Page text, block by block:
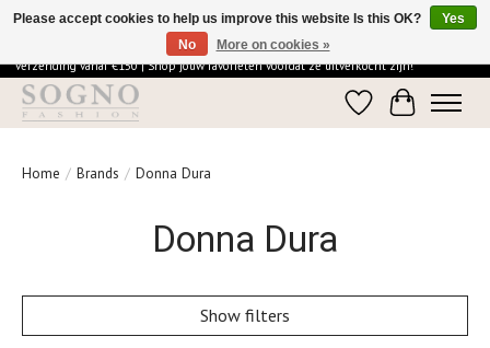
Ontdek de elegantie van SOGNO Fashion | Vandaag besteld = morgen in huis | Gratis
verzending vanaf €150 | Shop jouw favorieten voordat ze uitverkocht zijn!
WishlistCart
Home / Brands / Donna Dura
Donna Dura
Show filters
Please accept cookies to help us improve this website Is this OK?
Yes
No
More on cookies »